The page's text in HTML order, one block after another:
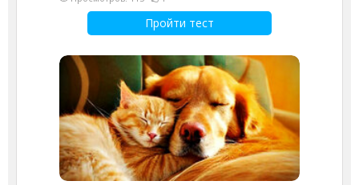
Пройти тест